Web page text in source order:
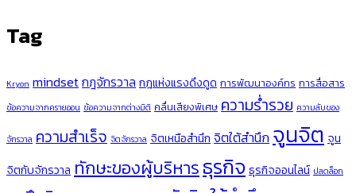
Tag
Kryon mindsetกฎจักรวาล กฎแห่งแรงดึงดูด การพัฒนาองค์กร การสื่อสาร
ข้อความจากครายออน ข้อความจากต่างมิติ คลื่นเสียงพิเศษ ความร่ำรวย ความลับของ
จักรวาล ความสำเร็จ จิตจักรวาล จิตเหนือสำนึก จิตใต้สำนึก จูนจิต จูน
จิตกับจักรวาล ทักษะของผู้บริหารธุรกิจ ธุรกิจออนไลน์ ปลดล็อก